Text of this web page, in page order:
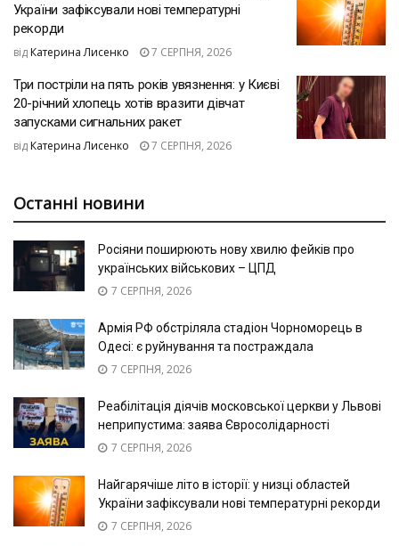
України зафіксували нові температурні
рекорди
від Катерина Лисенко 7 СЕРПНЯ, 2026
Три постріли на пять років увязнення: у Києві
20-річний хлопець хотів вразити дівчат
запусками сигнальних ракет
від Катерина Лисенко 7 СЕРПНЯ, 2026
Останні новини
Росіяни поширюють нову хвилю фейків про
українських військових – ЦПД
7 СЕРПНЯ, 2026
Армія РФ обстріляла стадіон Чорноморець в
Одесі: є руйнування та постраждала
7 СЕРПНЯ, 2026
Реабілітація діячів московської церкви у Львові
неприпустима: заява Євросолідарності
7 СЕРПНЯ, 2026
Найгарячіше літо в історії: у низці областей
України зафіксували нові температурні рекорди
7 СЕРПНЯ, 2026